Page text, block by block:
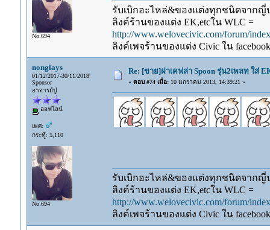
No.694
รับเบิกอะไหล่&ของแต่งทุกชนิดจากญี่
ลิงค์ร้านของแต่ง EK,etcใน WLC =
http://www.welovecivic.com/forum/
ลิงค์เพจร้านของแต่ง Civic ใน
nonglays
01/12/2017-30/11/2018'
Sponsor
อาจารย์ปู่
ออฟไลน์
เพศ:
กระทู้: 5,110
No.694
Re: [ขาย]ฝาเคฟล่า Spoon รุ่น2เพลท ใส่
« ตอบ #74 เมื่อ:10 มกราคม 2013, 14:39:21 »
รับเบิกอะไหล่&ของแต่งทุกชนิดจากญี่
ลิงค์ร้านของแต่ง EK,etcใน WLC =
http://www.welovecivic.com/forum/
ลิงค์เพจร้านของแต่ง Civic ใน